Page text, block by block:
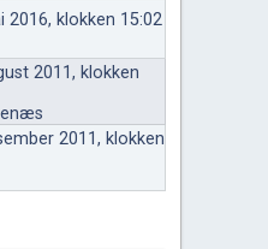
2016, klokken 15:02
2011, klokken
2011, klokken